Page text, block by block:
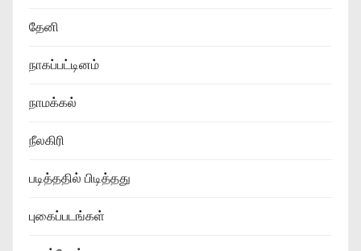
தேனி
நாகப்பட்டினம்
நாமக்கல்
நீலகிரி
படித்ததில் பிடித்தது
புகைப்படங்கள்